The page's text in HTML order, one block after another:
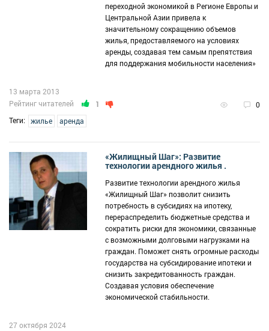
переходной экономикой в Регионе Европы и
Центральной Азии привела к
значительному сокращению объемов
жилья, предоставляемого на условиях
аренды, создавая тем самым препятствия
для поддержания мобильности населения»
Рейтинг читателей 1 0
13 марта 2013
Теги: жилье аренда
«Жилищный Шаг»: Развитие
технологии арендного жилья .
Развитие технологии арендного жилья
«Жилищный Шаг» позволит снизить
потребность в субсидиях на ипотеку,
перераспределить бюджетные средства и
сократить риски для экономики, связанные
с возможными долговыми нагрузками на
граждан. Поможет снять огромные расходы
государства на субсидирование ипотеки и
снизить закредитованность граждан.
Создавая условия обеспечение
экономической стабильности.
27 октября 2024